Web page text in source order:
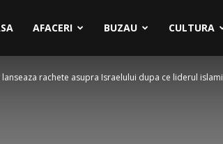
AFACERI BUZAU CULTURA
rachete asupra Israelului dupa ce liderul